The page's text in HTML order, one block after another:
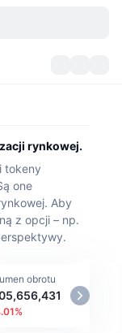
rynkowej.
tokeny
one
Aby
z opcji – np.
obrotu